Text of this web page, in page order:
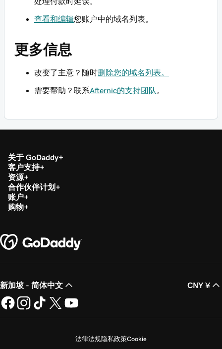
查看和编辑您账户中的域名列表。
更多信息
改变了主意？随时删除您的域名列表。
需要帮助？联系Afternic的支持团队 。
关于 GoDaddy
客户支持
资源
合作伙伴计划
账户
购物
新加坡 - 简体中文 CNY ¥
法律法规隐私政策Cookie